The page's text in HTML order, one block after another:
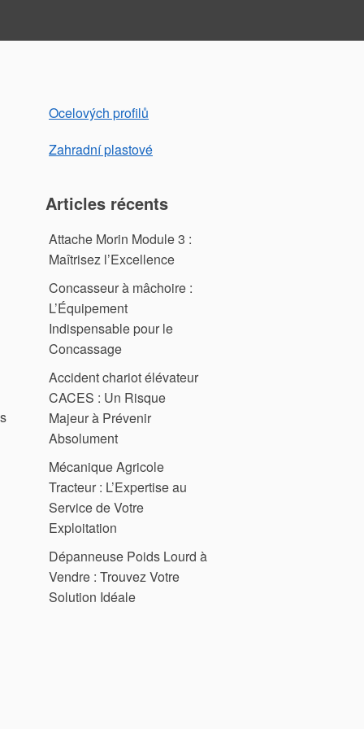
Ocelových profilů
Zahradní plastové
Articles récents
Attache Morin Module 3 :
Maîtrisez l’Excellence
Concasseur à mâchoire :
L’Équipement
Indispensable pour le
Concassage
Accident chariot élévateur
CACES : Un Risque
Majeur à Prévenir
Absolument
Mécanique Agricole
Tracteur : L’Expertise au
Service de Votre
Exploitation
Dépanneuse Poids Lourd à
Vendre : Trouvez Votre
Solution Idéale